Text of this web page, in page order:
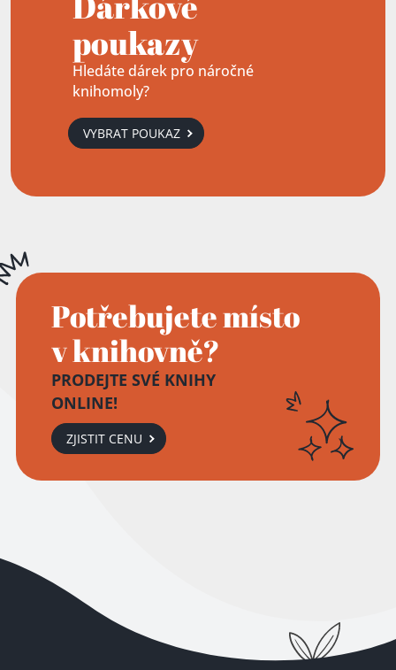
poukazy
Hledáte dárek pro náročné
knihomoly?
VYBRAT POUKAZ
Potřebujete místo
v knihovně?
PRODEJTE SVÉ KNIHY
ONLINE!
ZJISTIT CENU